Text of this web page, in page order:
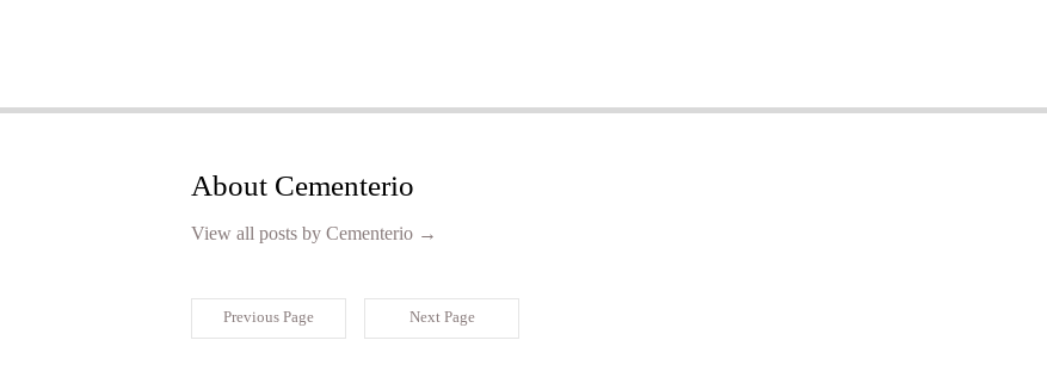
About Cementerio
View all posts by Cementerio →
Previous Page Next Page